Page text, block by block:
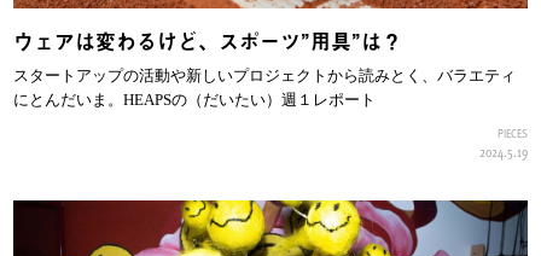
ウェアは変わるけど、スポーツ”用具”は？
スタートアップの活動や新しいプロジェクトから読みとく、バラエティ
にとんだいま。HEAPSの（だいたい）週１レポート
PIECES
2024.5.19